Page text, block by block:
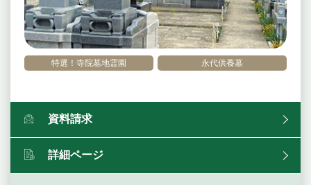
特選！寺院墓地霊園 永代供養墓
資料請求
詳細ページ